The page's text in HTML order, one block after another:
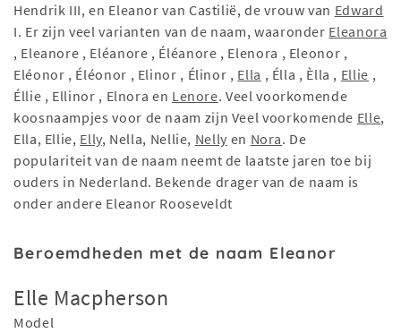
Hendrik III, en Eleanor van Castilië, de vrouw van Edward
I. Er zijn veel varianten van de naam, waaronder Eleanora
, Eleanore , Eléanore , Éléanore , Elenora , Eleonor ,
Eléonor , Éléonor , Elinor , Élinor , Ella , Élla , Èlla , Ellie ,
Éllie , Ellinor , Elnora en Lenore. Veel voorkomende
koosnaampjes voor de naam zijn Veel voorkomende Elle,
Ella, Ellie, Elly, Nella, Nellie, Nelly en Nora. De
populariteit van de naam neemt de laatste jaren toe bij
ouders in Nederland. Bekende drager van de naam is
onder andere Eleanor Rooseveldt
Beroemdheden met de naam Eleanor
Elle Macpherson
Model